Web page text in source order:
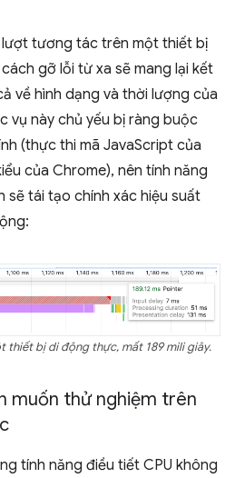
tương tác trên một thiết bị
gỡ lỗi từ xa sẽ mang lại kết
về hình dạng và thời lượng của
vụ này chủ yếu bị ràng buộc
(thực thi mã JavaScript của
của Chrome), nên tính năng
sẽ tái tạo chính xác hiệu suất
thiết bị di động thực, mất 189 mili giây.
muốn thử nghiệm trên
tính năng điều tiết CPU không